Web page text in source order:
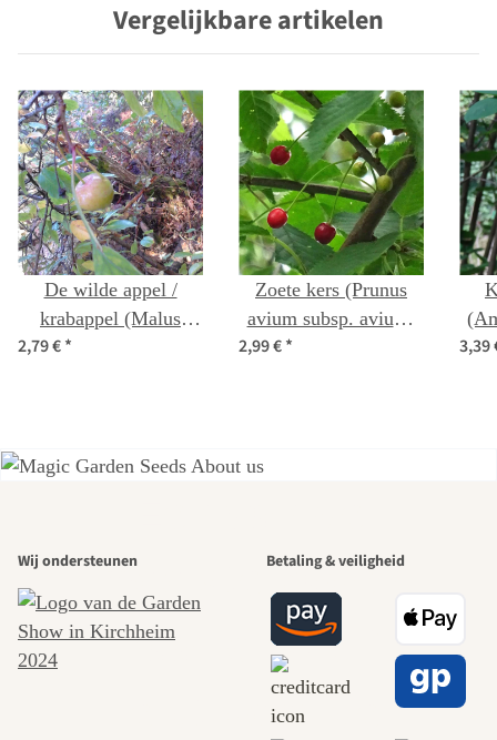
Vergelijkbare artikelen
De wilde appel /
krabappel (Malus
sylvestris) zaden
2,79 €*
Zoete kers (Prunus
avium subsp. avium)
2,99 €* 3,39
mooiste paden
naar onszelf
leidt door de
Wij ondersteunen Betaling & veiligheid